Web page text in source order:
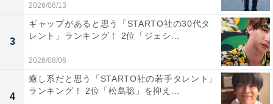
第1位は、2010年代には2nd season・3rd seasonが放送
され、さらには劇場版も公開された人気シリーズ『コー
ド・ブルー』で主演を務めた山下智久さんでした。ドラ
マが放送されると、日本初のドクターヘリを題材とした
医療ドラマとして注目が集まりましたが、山下さん演じ
2026/06/13
3
ギャップがあると思う「STARTO社の30代タ
レント」ランキング！ 2位「ジェシ...
2026/08/06
4
癒し系だと思う「STARTO社の若手タレント」
ランキング！ 2位「松島聡」を抑え...